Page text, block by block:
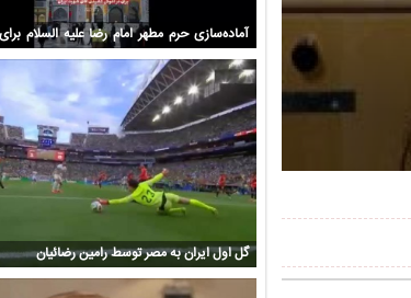
0
of
7
secondsVolume
آماده‌سازی حرم مطهر امام رضا علیه السلام
شهید انقلاب
گل اول ایران به مصر توسط رامین رضائیان